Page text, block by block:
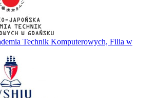
Technik Komputerowych, Filia w